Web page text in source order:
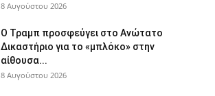
8 Αυγούστου 2026
Ο Τραμπ προσφεύγει στο Ανώτατο
Δικαστήριο για το «μπλόκο» στην
αίθουσα...
8 Αυγούστου 2026